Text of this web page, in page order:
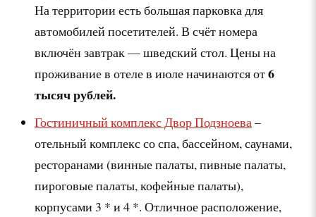
На территории есть большая парковка для
автомобилей посетителей. В счёт номера
включён завтрак — шведский стол. Цены на
проживание в отеле в июле начинаются от6
тысяч рублей.
Гостиничный комплекс Двор Подзноева –
отельный комплекс со спа, бассейном, саунами,
ресторанами (винные палаты, пивные палаты,
пироговые палаты, кофейные палаты),
корпусами 3 * и 4 *. Отличное расположение,